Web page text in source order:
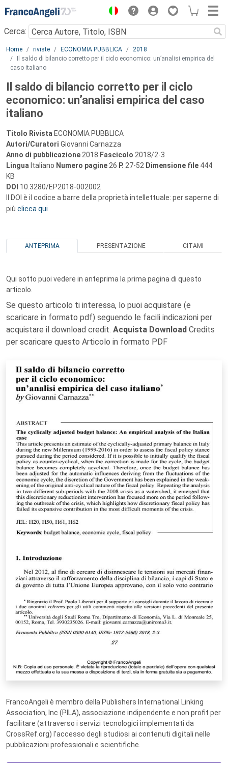
Menu
Cerca:
Main content
Home riviste ECONOMIA PUBBLICA
2018
Il saldo di bilancio corretto per il ciclo economico: un’analisi empirica del
caso italiano
Il saldo di bilancio corretto per il ciclo
economico: un’analisi empirica del caso
italiano
Titolo Rivista ECONOMIA PUBBLICA
Autori/Curatori Giovanni Carnazza
Anno di pubblicazione 2018 Fascicolo 2018/2-3
Lingua Italiano Numero pagine 26 P. 27-52 Dimensione file 444
KB
DOI 10.3280/EP2018-002002
Il DOI è il codice a barre della proprietà intellettuale: per saperne di
più clicca qui
ANTEPRIMA PRESENTAZIONE CITAMI
Qui sotto puoi vedere in anteprima la prima pagina di questo
articolo.
Se questo articolo ti interessa, lo puoi acquistare (e
scaricare in formato pdf) seguendo le facili indicazioni per
acquistare il download credit. Acquista Download Credits
per scaricare questo Articolo in formato PDF
FrancoAngeli è membro della Publishers International Linking
Association, Inc (PILA), associazione indipendente e non profit per
facilitare (attraverso i servizi tecnologici implementati da
CrossRef.org) l’accesso degli studiosi ai contenuti digitali nelle
pubblicazioni professionali e scientifiche.